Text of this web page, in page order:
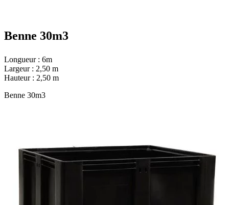
Benne 30m3
Longueur : 6m
Largeur : 2,50 m
Hauteur : 2,50 m
Benne 30m3